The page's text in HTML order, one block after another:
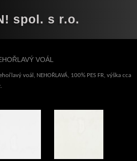
spol. s r.o.
VOÁL
voál , NEHOŘLAVÁ, 100% PES FR, výška cca